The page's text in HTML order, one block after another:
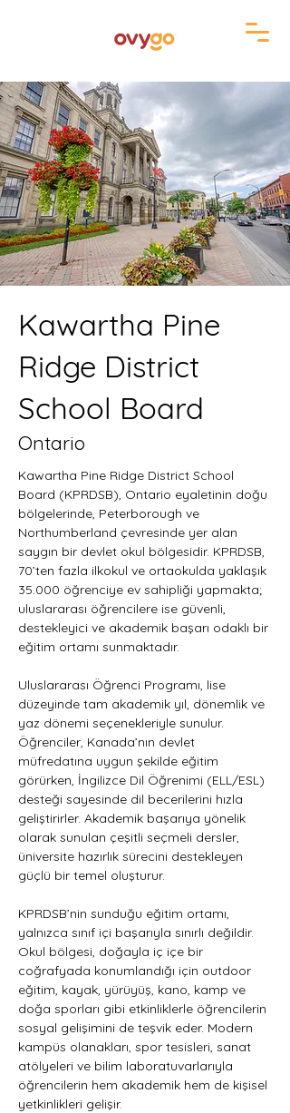
Kawartha Pine
Ridge District
School Board
Ontario
Kawartha Pine Ridge District School
Board (KPRDSB), Ontario eyaletinin doğu
bölgelerinde, Peterborough ve
Northumberland çevresinde yer alan
saygın bir devlet okul bölgesidir. KPRDSB,
70’ten fazla ilkokul ve ortaokulda yaklaşık
35.000 öğrenciye ev sahipliği yapmakta;
uluslararası öğrencilere ise güvenli,
destekleyici ve akademik başarı odaklı bir
eğitim ortamı sunmaktadır.
Uluslararası Öğrenci Programı, lise
düzeyinde tam akademik yıl, dönemlik ve
yaz dönemi seçenekleriyle sunulur.
Öğrenciler, Kanada’nın devlet
müfredatına uygun şekilde eğitim
görürken, İngilizce Dil Öğrenimi (ELL/ESL)
desteği sayesinde dil becerilerini hızla
geliştirirler. Akademik başarıya yönelik
olarak sunulan çeşitli seçmeli dersler,
üniversite hazırlık sürecini destekleyen
güçlü bir temel oluşturur.
KPRDSB’nin sunduğu eğitim ortamı,
yalnızca sınıf içi başarıyla sınırlı değildir.
Okul bölgesi, doğayla iç içe bir
coğrafyada konumlandığı için outdoor
eğitim, kayak, yürüyüş, kano, kamp ve
doğa sporları gibi etkinliklerle öğrencilerin
sosyal gelişimini de teşvik eder. Modern
kampüs olanakları, spor tesisleri, sanat
atölyeleri ve bilim laboratuvarlarıyla
öğrencilerin hem akademik hem de kişisel
yetkinlikleri gelişir.